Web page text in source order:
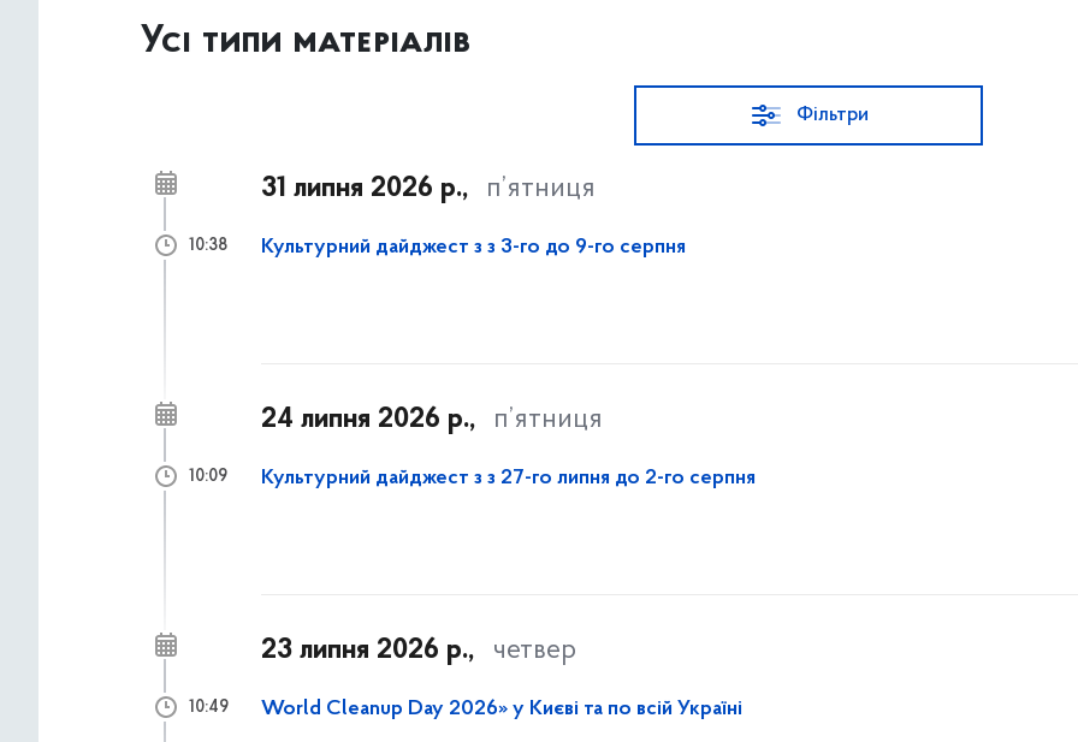
Усі типи матеріалів
Фільтри
31 липня 2026 р., п’ятниця
Культурний дайджест з з 3-го до 9-го серпня
10:38
24 липня 2026 р., п’ятниця
Культурний дайджест з з 27-го липня до 2-го серпня
10:09
23 липня 2026 р., четвер
World Cleanup Day 2026» у Києві та по всій Україні
10:49